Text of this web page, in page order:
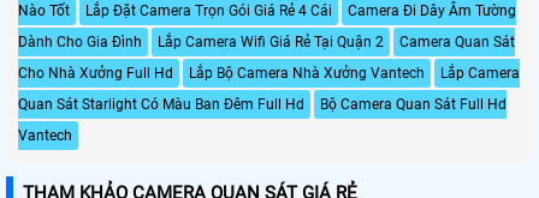
Nào Tốt
Lắp Đặt Camera Trọn Gói Giá Rẻ 4 Cái
Camera Đi Dây Âm Tường
Dành Cho Gia Đình
Lắp Camera Wifi Giá Rẻ Tại Quận 2
Camera Quan Sát
Cho Nhà Xưởng Full Hd
Lắp Bộ Camera Nhà Xưởng Vantech
Lắp Camera
Quan Sát Starlight Có Màu Ban Đêm Full Hd
Bộ Camera Quan Sát Full Hd
Vantech
THAM KHẢO CAMERA QUAN SÁT GIÁ RẺ